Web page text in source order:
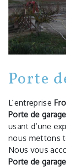
Porte
L’entreprise
Porte de garage
usant d’une
nous mettons
Nous vous
Porte de garage